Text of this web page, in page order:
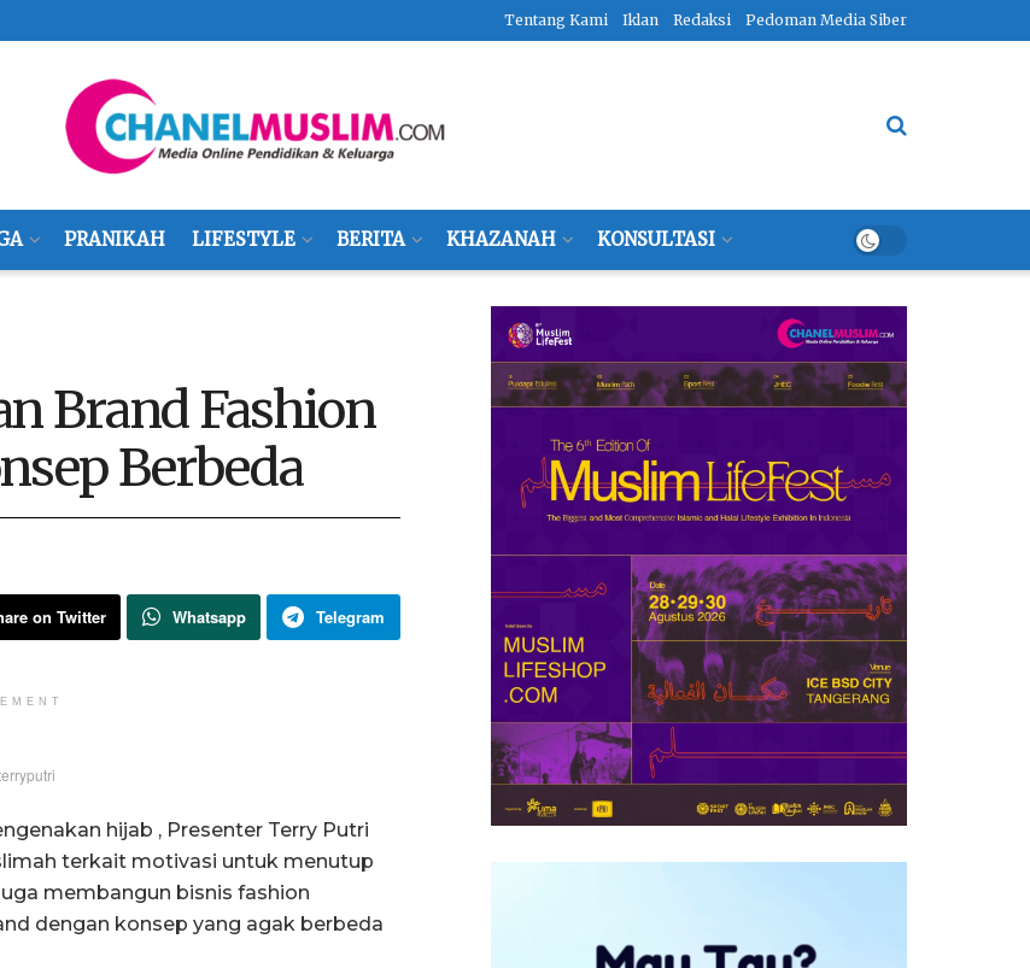
Tentang Kami Iklan Redaksi Pedoman Media Siber
PRANIKAH LIFESTYLE BERITA KHAZANAH KONSULTASI
Brand Fashion
Berbeda
on Twitter Whatsapp Telegram
hijab , Presenter Terry Putri
terkait motivasi untuk menutup
membangun bisnis fashion
dengan konsep yang agak berbeda